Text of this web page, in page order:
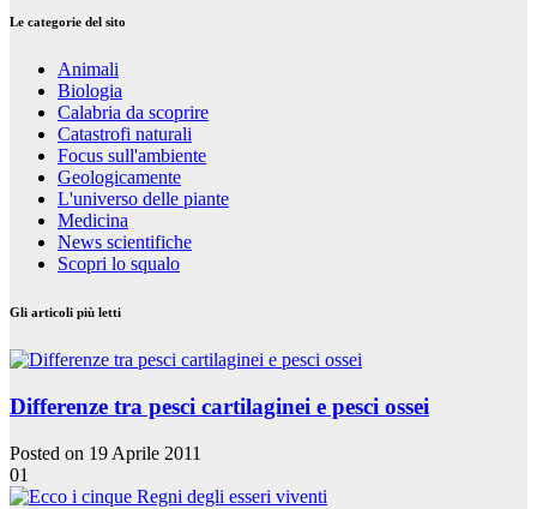
Le categorie del sito
Animali
Biologia
Calabria da scoprire
Catastrofi naturali
Focus sull'ambiente
Geologicamente
L'universo delle piante
Medicina
News scientifiche
Scopri lo squalo
Gli articoli più letti
Differenze tra pesci cartilaginei e pesci ossei
Posted on 19 Aprile 2011
01